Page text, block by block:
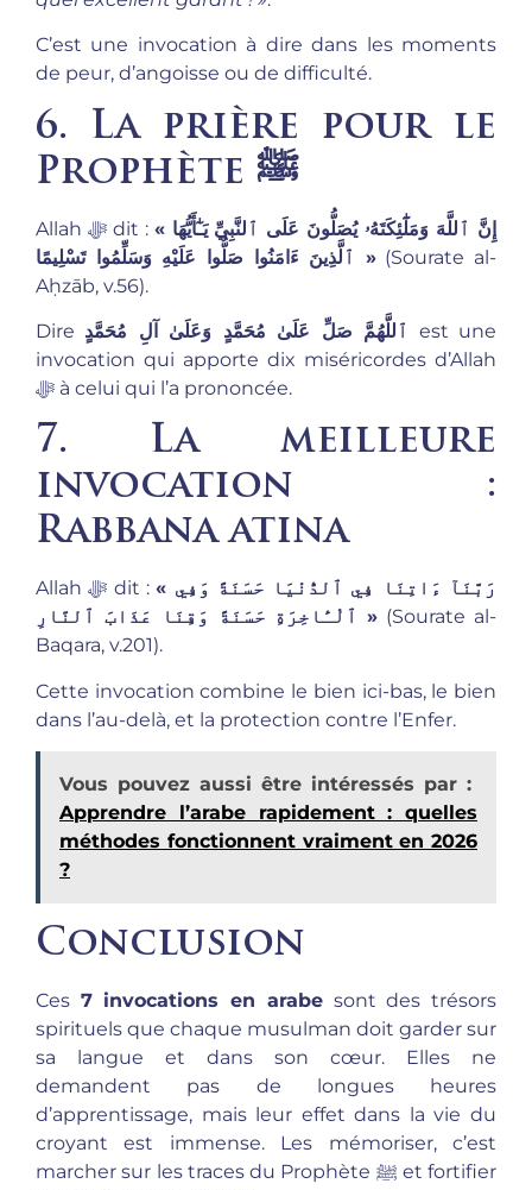
C’est une invocation à dire dans les moments
de peur, d’angoisse ou de difficulté.
6. La prière pour le
Prophète ﷺ
Allah ﷻ dit : « إِنَّ ٱللَّهَ وَمَلَٰٓئِكَتَهُۥ يُصَلُّونَ عَلَى ٱلنَّبِيِّ يَـٰٓأَيُّهَا
ٱلَّذِينَ ءَامَنُوا صَلُّوا عَلَيْهِ وَسَلِّمُوا تَسْلِيمًا »(Sourate al-
Aḥzāb, v.56).
Dire ٱللَّهُمَّ صَلِّ عَلَىٰ مُحَمَّدٍ وَعَلَىٰ آلِ مُحَمَّدٍ
est une
invocation qui apporte dix miséricordes d’Allah
ﷻ à celui qui l’a prononcée.
7. La meilleure
invocation :
Rabbana atina
Allah ﷻ dit :« رَبَّنَآ ءَاتِنَا فِي ٱلدُّنْيَا حَسَنَةً وَفِي
ٱلْـَٔاخِرَةِ حَسَنَةً وَقِنَا عَذَابَ ٱلنَّارِ » (Sourate al-
Baqara, v.201).
Cette invocation combine le bien ici-bas, le bien
dans l’au-delà, et la protection contre l’Enfer.
Vous pouvez aussi être intéressés par :
Apprendre l’arabe rapidement : quelles
méthodes fonctionnent vraiment en 2026
?
Conclusion
Ces 7 invocations en arabesont des trésors
spirituels que chaque musulman doit garder sur
sa langue et dans son cœur. Elles ne
demandent pas de longues heures
d’apprentissage, mais leur effet dans la vie du
croyant est immense. Les mémoriser, c’est
marcher sur les traces du Prophète ﷺ et fortifier